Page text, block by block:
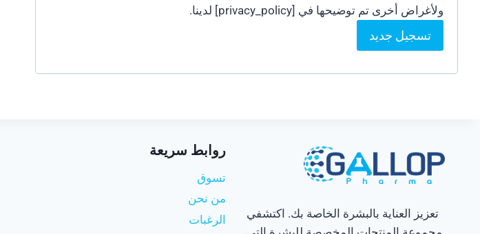
ولأغراض أخرى تم توضيحها في [privacy_policy] لدينا.
تسجيل جديد
تعزيز العناية بالبشرة الخاصة بك. اكتشفي
روابط سريعة
تسوق
من نحن
الرغبات